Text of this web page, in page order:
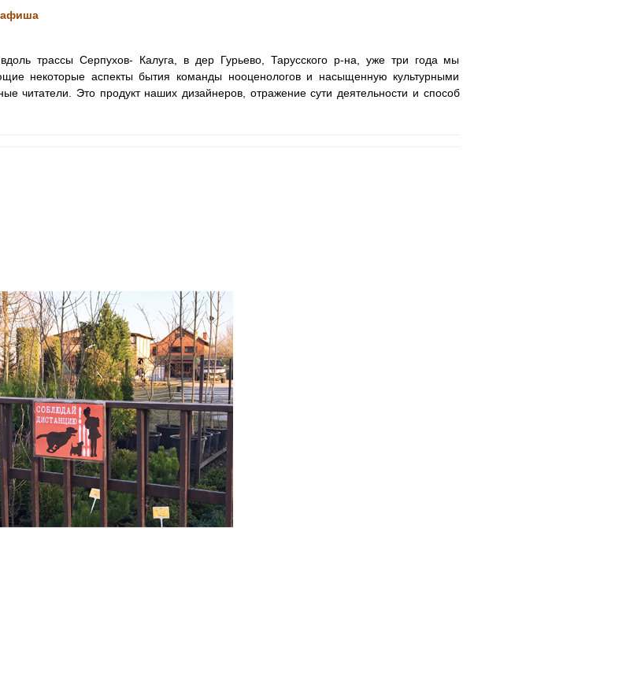
трассы Серпухов- Калуга, в дер Гурьево, Тарусского р-на, уже три года мы
некоторые аспекты бытия команды нооценологов и насыщенную культурными
читатели. Это продукт наших дизайнеров, отражение сути деятельности и способ